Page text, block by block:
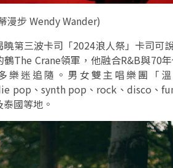
漫步 Wendy Wander)
曉第三波卡司「2024浪人祭」卡司可
鶴The Crane領軍，他融合R&B與70
樂迷追隨。男女雙主唱樂團「
pop、synth pop、rock、disco、
泰國​​等地。